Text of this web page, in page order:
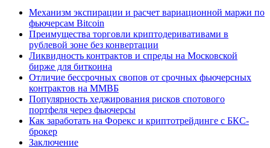
Механизм экспирации и расчет вариационной маржи по
фьючерсам Bitcoin
Преимущества торговли криптодеривативами в
рублевой зоне без конвертации
Ликвидность контрактов и спреды на Московской
бирже для биткоина
Отличие бессрочных свопов от срочных фьючерсных
контрактов на ММВБ
Популярность хеджирования рисков спотового
портфеля через фьючерсы
Как заработать на Форекс и криптотрейдинге с БКС-
брокер
Заключение